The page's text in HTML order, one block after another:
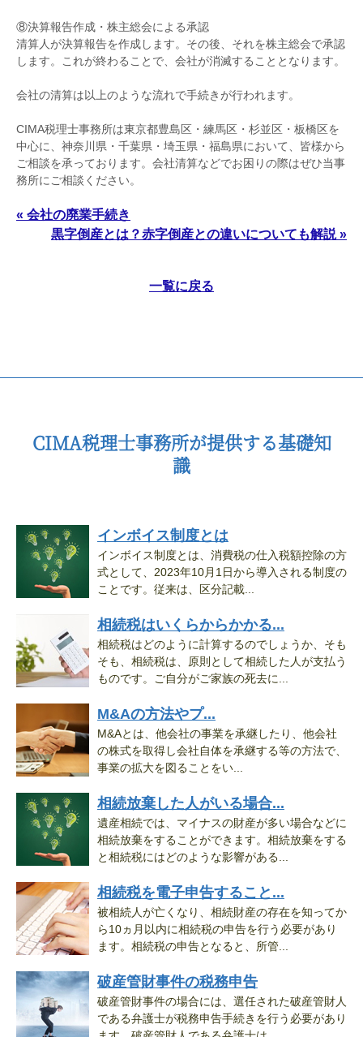
⑧決算報告作成・株主総会による承認
清算人が決算報告を作成します。その後、それを株主総会で承認
します。これが終わることで、会社が消滅することとなります。
会社の清算は以上のような流れで手続きが行われます。
CIMA税理士事務所は東京都豊島区・練馬区・杉並区・板橋区を
中心に、神奈川県・千葉県・埼玉県・福島県において、皆様から
ご相談を承っております。会社清算などでお困りの際はぜひ当事
務所にご相談ください。
« 会社の廃業手続き
黒字倒産とは？赤字倒産との違いについても解説 »
一覧に戻る
CIMA税理士事務所が提供する基礎知
識
インボイス制度とは
インボイス制度とは、消費税の仕入税額控除の方
式として、2023年10月1日から導入される制度の
ことです。従来は、区分記載...
相続税はいくらからかかる...
相続税はどのように計算するのでしょうか、そも
そも、相続税は、原則として相続した人が支払う
ものです。ご自分がご家族の死去に...
M&Aの方法やプ...
M&Aとは、他会社の事業を承継したり、他会社
の株式を取得し会社自体を承継する等の方法で、
事業の拡大を図ることをい...
相続放棄した人がいる場合...
遺産相続では、マイナスの財産が多い場合などに
相続放棄をすることができます。相続放棄をする
と相続税にはどのような影響がある...
相続税を電子申告すること...
被相続人が亡くなり、相続財産の存在を知ってか
ら10ヵ月以内に相続税の申告を行う必要があり
ます。相続税の申告となると、所管...
破産管財事件の税務申告
破産管財事件の場合には、選任された破産管財人
である弁護士が税務申告手続きを行う必要があり